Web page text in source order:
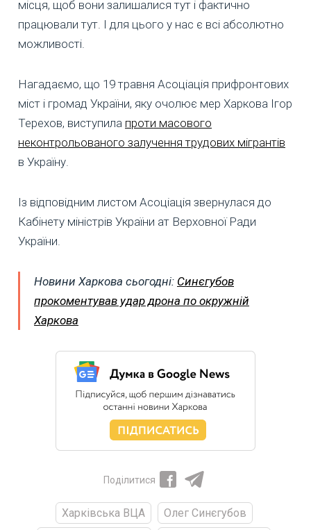
місця, щоб вони залишалися тут і фактично
працювали тут. І для цього у нас є всі абсолютно
можливості.
Нагадаємо, що 19 травня Асоціація прифронтових
міст і громад України, яку очолює мер Харкова Ігор
Терехов, виступила проти масового
неконтрольованого залучення трудових мігрантів
в Україну.
Із відповідним листом Асоціація звернулася до
Кабінету міністрів України ат Верховної Ради
України.
Новини Харкова сьогодні: Синєгубов
прокоментував удар дрона по окружній
Харкова
Поділитися
Харківська ВЦА
Олег Синєгубов